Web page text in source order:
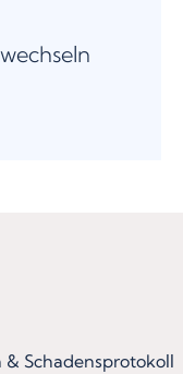
Schadensprotokoll